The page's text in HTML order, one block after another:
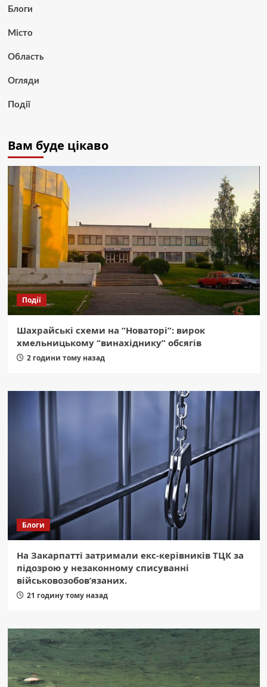
Блоги
Місто
Область
Огляди
Події
Вам буде цікаво
Події
Шахрайські схеми на “Новаторі”: вирок
хмельницькому “винахіднику” обсягів
2 години тому назад
Блоги
На Закарпатті затримали екс-керівників ТЦК за
підозрою у незаконному списуванні
військовозобов’язаних.
21 годину тому назад